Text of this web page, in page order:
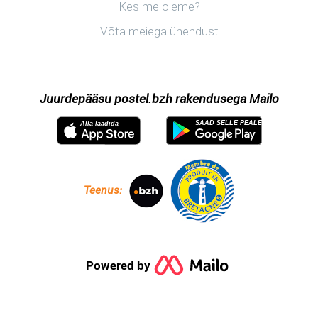
Avastama postel.bzh
Kes me oleme?
Võta meiega ühendust
Juurdepääsu postel.bzh rakendusega Mailo
Alla laadida SAAD SELLE PEALE
Teenus:
Powered by